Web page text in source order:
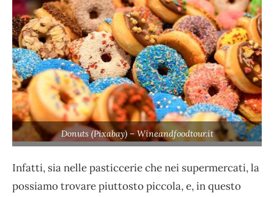
Donuts (Pixabay) – Wineandfoodtour.it
Infatti, sia nelle pasticcerie che nei supermercati, la
possiamo trovare piuttosto piccola, e, in questo